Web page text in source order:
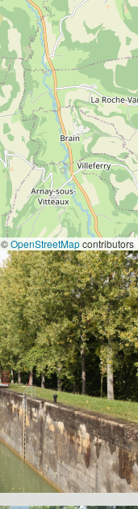
©OpenStreetMapcontributors